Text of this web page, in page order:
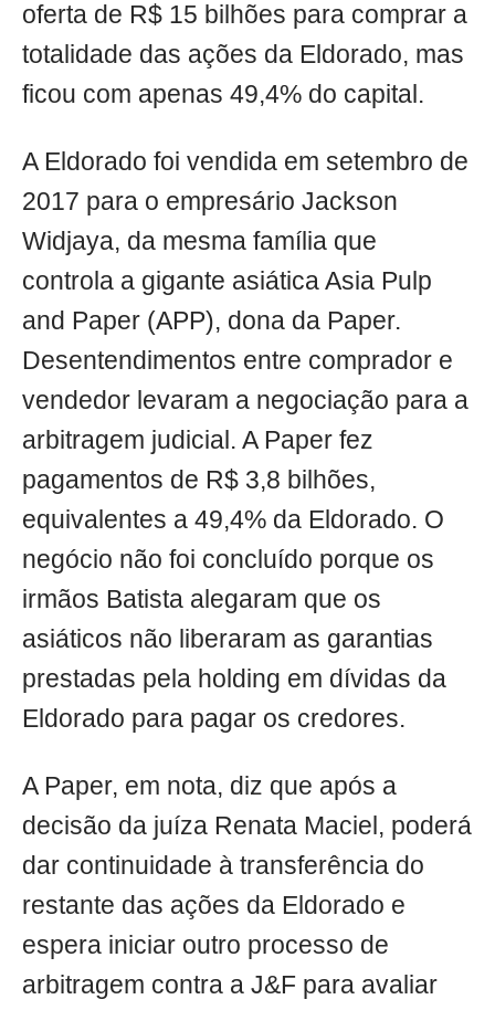
oferta de R$ 15 bilhões para comprar a
totalidade das ações da Eldorado, mas
ficou com apenas 49,4% do capital.
A Eldorado foi vendida em setembro de
2017 para o empresário Jackson
Widjaya, da mesma família que
controla a gigante asiática Asia Pulp
and Paper (APP), dona da Paper.
Desentendimentos entre comprador e
vendedor levaram a negociação para a
arbitragem judicial. A Paper fez
pagamentos de R$ 3,8 bilhões,
equivalentes a 49,4% da Eldorado. O
negócio não foi concluído porque os
irmãos Batista alegaram que os
asiáticos não liberaram as garantias
prestadas pela holding em dívidas da
Eldorado para pagar os credores.
A Paper, em nota, diz que após a
decisão da juíza Renata Maciel, poderá
dar continuidade à transferência do
restante das ações da Eldorado e
espera iniciar outro processo de
arbitragem contra a J&F para avaliar